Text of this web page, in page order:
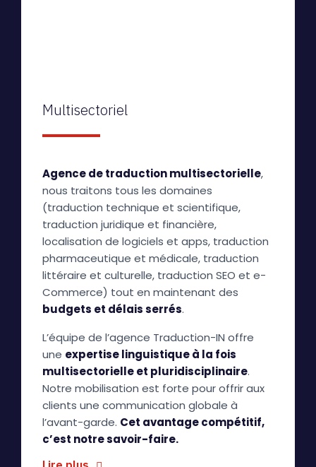
Multisectoriel
Agence de traduction multisectorielle,
nous traitons tous les domaines
(traduction technique et scientifique,
traduction juridique et financière,
localisation de logiciels et apps, traduction
pharmaceutique et médicale, traduction
littéraire et culturelle, traduction SEO et e-
Commerce) tout en maintenant des
budgets et délais serrés.
L’équipe de l’agence Traduction-IN offre
une expertise linguistique à la fois
multisectorielle et pluridisciplinaire.
Notre mobilisation est forte pour offrir aux
clients une communication globale à
l’avant-garde. Cet avantage compétitif,
c’est notre savoir-faire.